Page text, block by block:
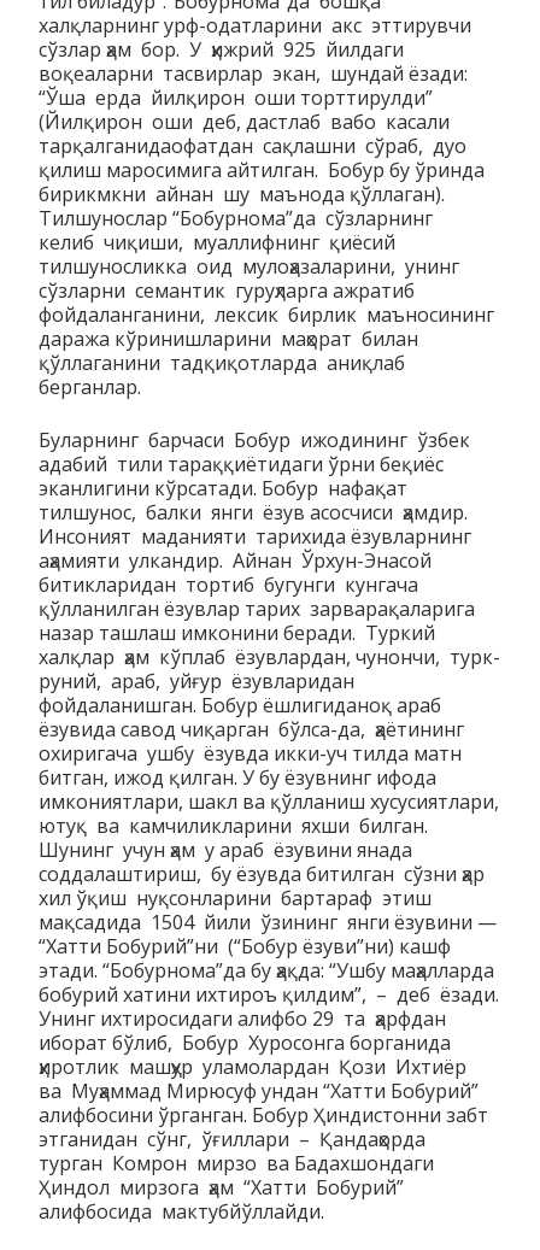
халқларнинг урф-одатларини акс эттирувчи
сўзлар ҳам бор. У ҳижрий 925 йилдаги
воқеаларни тасвирлар экан, шундай ёзади:
“Ўша ерда йилқирон оши торттирулди”
(Йилқирон оши деб, дастлаб вабо касали
тарқалганидаофатдан сақлашни сўраб, дуо
қилиш маросимига айтилган. Бобур бу ўринда
бирикмкни айнан шу маънода қўллаган).
Тилшунослар “Бобурнома”да сўзларнинг
келиб чиқиши, муаллифнинг қиёсий
тилшуносликка оид мулоҳазаларини, унинг
сўзларни семантик гуруҳларга ажратиб
фойдаланганини, лексик бирлик маъносининг
даража кўринишларини маҳорат билан
қўллаганини тадқиқотларда аниқлаб
берганлар.
Буларнинг барчаси Бобур ижодининг ўзбек
адабий тили тараққиётидаги ўрни беқиёс
эканлигини кўрсатади. Бобур нафақат
тилшунос, балки янги ёзув асосчиси ҳамдир.
Инсоният маданияти тарихида ёзувларнинг
аҳамияти улкандир. Айнан Ўрхун-Энасой
битикларидан тортиб бугунги кунгача
қўлланилган ёзувлар тарих зарварақаларига
назар ташлаш имконини беради. Туркий
халқлар ҳам кўплаб ёзувлардан, чунончи, турк-
руний, араб, уйғур ёзувларидан
фойдаланишган. Бобур ёшлигиданоқ араб
ёзувида савод чиқарган бўлса-да, ҳаётининг
охиригача ушбу ёзувда икки-уч тилда матн
битган, ижод қилган. У бу ёзувнинг ифода
имкониятлари, шакл ва қўлланиш хусусиятлари,
ютуқ ва камчиликларини яхши билган.
Шунинг учун ҳам у араб ёзувини янада
соддалаштириш, бу ёзувда битилган сўзни ҳар
хил ўқиш нуқсонларини бартараф этиш
мақсадида 1504 йили ўзининг янги ёзувини —
“Хатти Бобурий”ни (“Бобур ёзуви”ни) кашф
этади. “Бобурнома”да бу ҳақда: “Ушбу маҳалларда
бобурий хатини ихтироъ қилдим”, – деб ёзади.
Унинг ихтиросидаги алифбо 29 та ҳарфдан
иборат бўлиб, Бобур Хуросонга борганида
ҳиротлик машҳур уламолардан Қози Ихтиёр
ва Муҳаммад Мирюсуф ундан “Хатти Бобурий”
алифбосини ўрганган. Бобур Ҳиндистонни забт
этганидан сўнг, ўғиллари – Қандаҳорда
турган Комрон мирзо ва Бадахшондаги
Ҳиндол мирзога ҳам “Хатти Бобурий”
алифбосида мактубйўллайди.